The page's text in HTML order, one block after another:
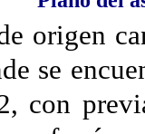
origen
se
con